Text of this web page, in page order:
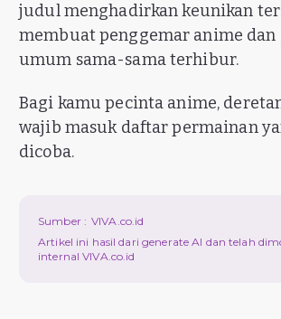
judul menghadirkan keunikan
membuat penggemar anime dan
umum sama-sama terhibur.
Bagi kamu pecinta anime,
wajib masuk daftar permainan
dicoba.
Sumber : VIVA.co.id
Artikel ini hasil dari generate AI dan telah
internal VIVA.co.id